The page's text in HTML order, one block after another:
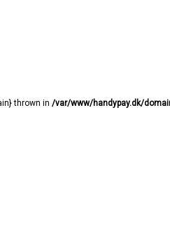
thrown in /var/www/handypay.dk/